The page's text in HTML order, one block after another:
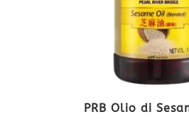
PRB Olio di